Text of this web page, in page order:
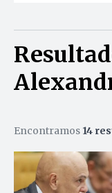
Encontramos 14